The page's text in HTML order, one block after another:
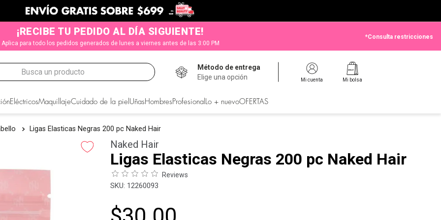
¡RECIBE TU PEDIDO AL DÍA SIGUIENTE!
Aplica para todo los pedidos generados de lunes a viernes antes de las 3:00 PM
*Consulta restricciones
Busca un producto
Método de entrega
Elige una opción
Mi cuenta Mi bolsa
EléctricosMaquillajeCuidado de la piel Uñas Hombres Profesional Lo + nuevoOFERTAS
Ligas Elasticas Negras 200 pc Naked Hair
Naked Hair
Ligas Elasticas Negras 200 pc Naked Hair
Reviews
: 12260093